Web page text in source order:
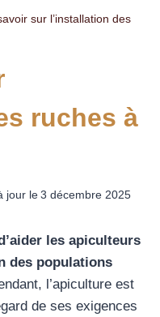
sur l’installation des
ruches à
jour le 3 décembre 2025
les apiculteurs
des populations
l’apiculture est
de ses exigences